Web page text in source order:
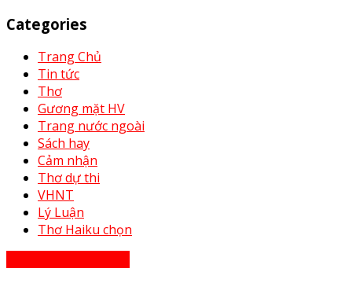
Categories
Trang Chủ
Tin tức
Thơ
Gương mặt HV
Trang nước ngoài
Sách hay
Cảm nhận
Thơ dự thi
VHNT
Lý Luận
Thơ Haiku chọn